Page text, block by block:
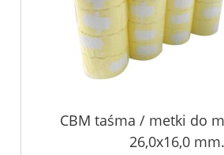
CBM taśma / metki do
26,0x16,0 mm.